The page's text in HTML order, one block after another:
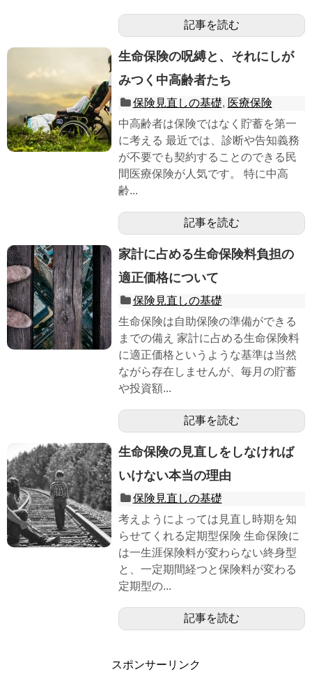
記事を読む
生命保険の呪縛と、それにしが
みつく中高齢者たち
保険見直しの基礎, 医療保険
中高齢者は保険ではなく貯蓄を第一
に考える 最近では、診断や告知義務
が不要でも契約することのできる民
間医療保険が人気です。 特に中高
齢...
記事を読む
家計に占める生命保険料負担の
適正価格について
保険見直しの基礎
生命保険は自助保険の準備ができる
までの備え 家計に占める生命保険料
に適正価格というような基準は当然
ながら存在しませんが、毎月の貯蓄
や投資額...
記事を読む
生命保険の見直しをしなければ
いけない本当の理由
保険見直しの基礎
考えようによっては見直し時期を知
らせてくれる定期型保険 生命保険に
は一生涯保険料が変わらない終身型
と、一定期間経つと保険料が変わる
定期型の...
記事を読む
スポンサーリンク